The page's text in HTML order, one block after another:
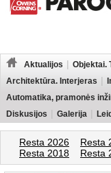
Aktualijos Objektai.
Architektūra. Interjeras
Automatika, pramonės
Diskusijos
Galerija
Resta 2026 Resta
Resta 2018
Resta